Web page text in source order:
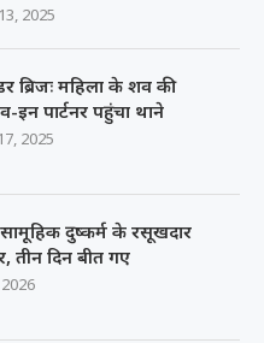
2025
ब्रिजः महिला के शव की
इन पार्टनर पहुंचा थाने
2025
दुष्कर्म के रसूखदार
तीन दिन बीत गए